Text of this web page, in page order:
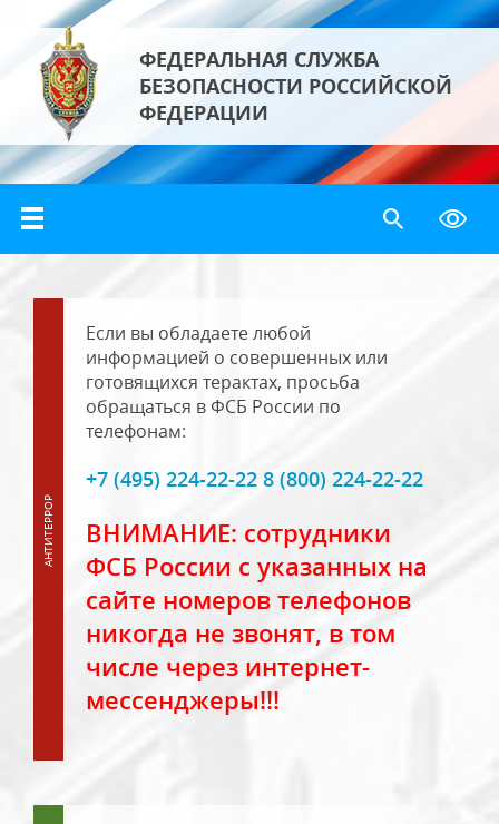
ФЕДЕРАЛЬНАЯ СЛУЖБА
БЕЗОПАСНОСТИ РОССИЙСКОЙ
ФЕДЕРАЦИИ
Если вы обладаете любой
информацией о совершенных или
готовящихся терактах, просьба
обращаться в ФСБ России по
телефонам:
+7 (495) 224-22-22 8 (800) 224-22-22
ВНИМАНИЕ: сотрудники
ФСБ России с указанных на
сайте номеров телефонов
никогда не звонят, в том
числе через интернет-
мессенджеры!!!